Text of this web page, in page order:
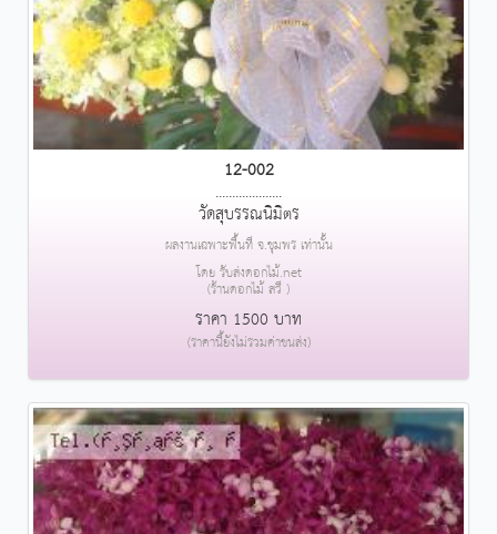
12-002
....................
วัดสุบรรณนิมิตร
ผลงานเฉพาะพื้นที่ จ.ชุมพร เท่านั้น
โดย รับส่งดอกไม้.net
(ร้านดอกไม้ สวี )
ราคา 1500 บาท
(ราคานี้ยังไม่รวมค่าขนส่ง)